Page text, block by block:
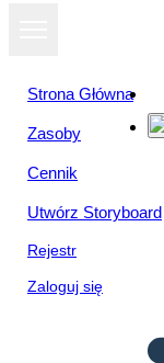
Strona Główna
Zasoby
Cennik
Utwórz Storyboard
Rejestr
Zaloguj się